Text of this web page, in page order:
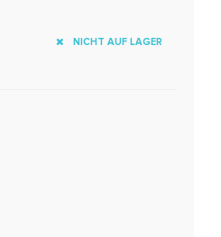
NICHT AUF LAGER